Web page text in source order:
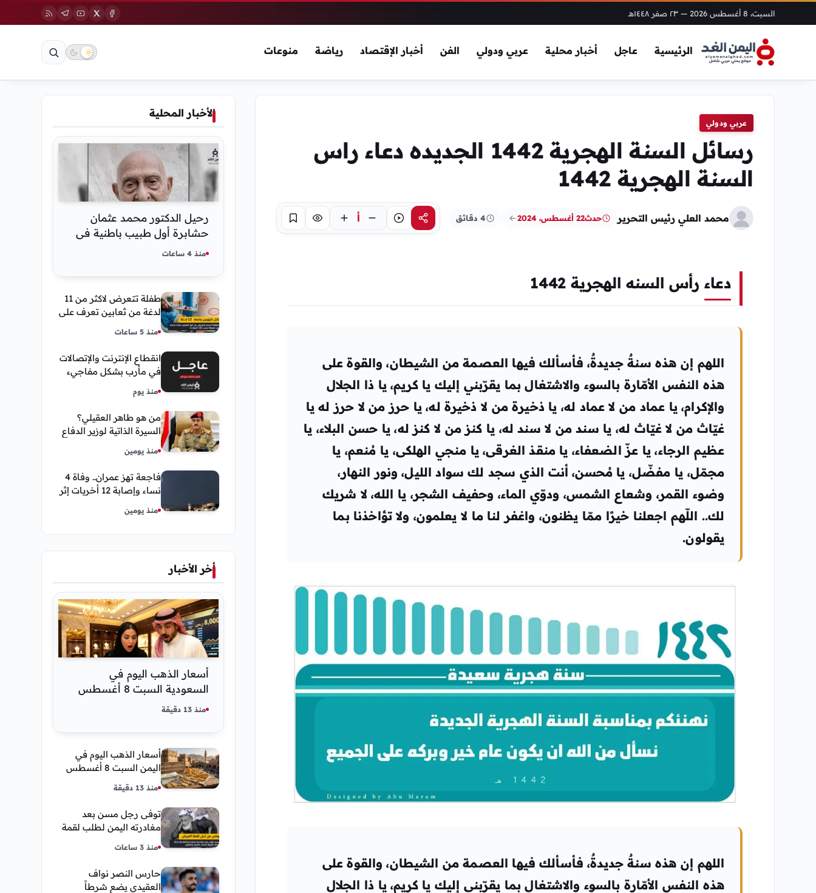
السبت، 8 أغسطس 2026 — ٢٣ صفر ١٤٤٨هـ
الرئيسية عاجل أخبار محلية عربي ودولي الفن أخبار الإقتصاد رياضة منوعات
عربي ودولي
رسائل السنة الهجرية 1442 الجديده دعاء راس
السنة الهجرية 1442
محمد العلي رئيس التحرير حدث22 أغسطس، 2024 4 دقائق مشاركةاستماع أ تركيز حفظ
دعاء رأس السنه الهجرية 1442
اللهم إن هذه سنةٌ جديدةٌ، فأسألك فيها العصمة من الشيطان، والقوة على
هذه النفس الأمّارة بالسوء والاشتغال بما يقرّبني إليك يا كريم، يا ذا الجلال
والإكرام، يا عماد من لا عماد له، يا ذخيرة من لا ذخيرة له، يا حرز من لا حرز له يا
غيّاث من لا غيّاث له، يا سند من لا سند له، يا كنز من لا كنز له، يا حسن البلاء، يا
عظيم الرجاء، يا عزّ الضعفاء، يا منقذ الغرقى، يا منجي الهلكى، يا مُنعم، يا
مجمّل، يا مفضّل، يا مُحسن، أنت الذي سجد لك سواد الليل، ونور النهار،
وضوء القمر، وشعاع الشمس، ودوّي الماء، وحفيف الشجر، يا الله، لا شريك
لك.. اللّهم اجعلنا خيرًا ممّا يظنون، واغفر لنا ما لا يعلمون، ولا تؤاخذنا بما
يقولون.
اللهم إن هذه سنةٌ جديدةٌ، فأسألك فيها العصمة من الشيطان، والقوة على
هذه النفس الأمّارة بالسوء والاشتغال بما يقرّبني إليك يا كريم، يا ذا الجلال
الأخبار المحلية
رحيل الدكتور محمد عثمان
حشابرة أول طبيب باطنية في
الحديدة
منذ 4 ساعات
طفلة تتعرض لاكثر من 11
لدغة من ثعابين تعرف على
العريقي
منذ 5 ساعات
انقطاع الإنترنت والإتصالات
في مأرب بشكل مفاجيء
منذ يوم
من هو طاهر العقيلي؟
السيرة الذاتية لوزير الدفاع
مناصبه
منذ يومين
فاجعة تهز عمران.. وفاة 4
نساء وإصابة 12 أخريات إثر
اجتماعية
منذ يومين
أخر الأخبار
أسعار الذهب اليوم في
السعودية السبت 8 أغسطس
2026 — تحديث مباشر
منذ 13 دقيقة
أسعار الذهب اليوم في
اليمن السبت 8 أغسطس
2026 — بيع وشراء صنعاء
وعدن
منذ 13 دقيقة
توفى رجل مسن بعد
مغادرته اليمن لطلب لقمة
يقدمها لإبنته
منذ 3 ساعات
حارس النصر نواف
العقيدي يضع شرطاً